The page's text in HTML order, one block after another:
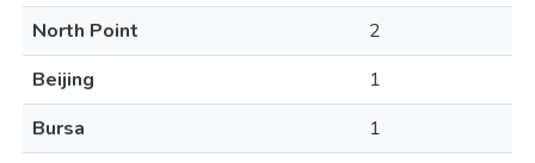
North Point
2
Beijing
1
Bursa
1